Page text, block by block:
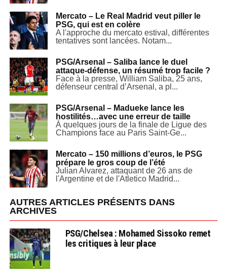
Mercato – Le Real Madrid veut piller le
PSG, qui est en colère
A l'approche du mercato estival, différentes
tentatives sont lancées. Notam...
PSG/Arsenal – Saliba lance le duel
attaque-défense, un résumé trop facile ?
Face à la presse, William Saliba, 25 ans,
défenseur central d’Arsenal, a pl...
PSG/Arsenal – Madueke lance les
hostilités…avec une erreur de taille
À quelques jours de la finale de Ligue des
Champions face au Paris Saint-Ge...
Mercato – 150 millions d’euros, le PSG
prépare le gros coup de l’été
Julian Alvarez, attaquant de 26 ans de
l'Argentine et de l'Atletico Madrid...
AUTRES ARTICLES PRÉSENTS DANS
ARCHIVES
PSG/Chelsea : Mohamed Sissoko remet
les critiques à leur place